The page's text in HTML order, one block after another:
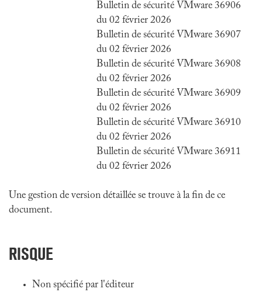
Bulletin de sécurité VMware 36906
du 02 février 2026
Bulletin de sécurité VMware 36907
du 02 février 2026
Bulletin de sécurité VMware 36908
du 02 février 2026
Bulletin de sécurité VMware 36909
du 02 février 2026
Bulletin de sécurité VMware 36910
du 02 février 2026
Bulletin de sécurité VMware 36911
du 02 février 2026
Une gestion de version détaillée se trouve à la fin de ce
document.
RISQUE
Non spécifié par l'éditeur